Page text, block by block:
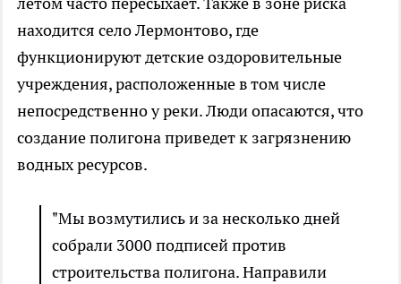
находится село Лермонтово, где
функционируют детские оздоровительные
учреждения, расположенные в том числе
непосредственно у реки. Люди опасаются, что
создание полигона приведет к загрязнению
водных ресурсов.
"Мы возмутились и за несколько дней
собрали 3000 подписей против
строительства полигона. Направили